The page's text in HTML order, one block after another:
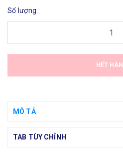
Số lượng:
HẾT
MÔ TẢ
TAB TÙY CHỈNH